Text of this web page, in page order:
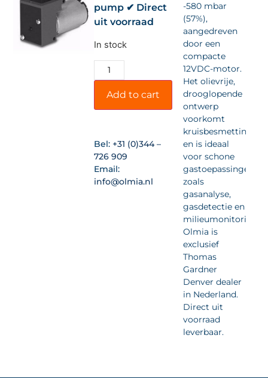
pump ✔ Direct
uit voorraad
In stock
Add to cart
Bel: +31 (0)344 –
726 909
Email:
info@olmia.nl
-580 mbar
(57%),
aangedreven
door een
compacte
12VDC-motor.
Het olievrije,
drooglopende
ontwerp
voorkomt
kruisbesmetting
en is ideaal
voor schone
gastoepassingen
zoals
gasanalyse,
gasdetectie en
milieumonitoring.
Olmia is
exclusief
Thomas
Gardner
Denver dealer
in Nederland.
Direct uit
voorraad
leverbaar.